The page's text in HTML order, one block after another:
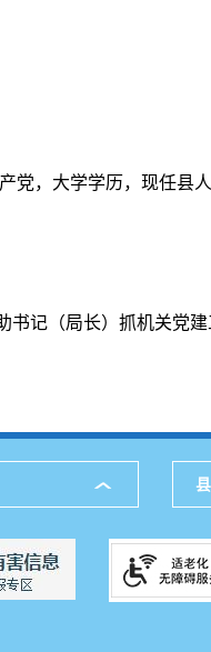
党，大学学历，现任县
记（局长）抓机关党建